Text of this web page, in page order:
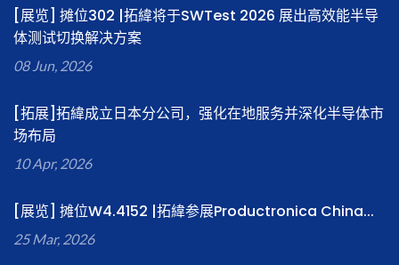
[展览] 摊位302 |拓緯将于SWTest 2026 展出高效能半导
体测试切换解决方案
08 Jun, 2026
[拓展]拓緯成立日本分公司，强化在地服务并深化半导体市
场布局
10 Apr, 2026
[展览] 摊位W4.4152 |拓緯参展Productronica China...
25 Mar, 2026